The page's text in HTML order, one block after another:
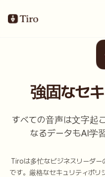
強固なセ
すべての音声は文字起
なるデータもAI学
Tiroは多忙なビジネスリーダー
です。厳格なセキュリティポリ